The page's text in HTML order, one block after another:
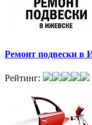
Ремонт подвески в
Рейтинг: